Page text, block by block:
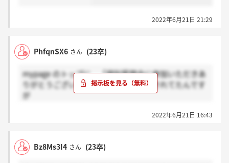
2022年6月21日 21:29
PhfqnSX6 さん (23卒)
mypage のトップに 「個別質問会に参加いただきあ
りがとうございました。…」って表示されてたんです
が
2022年6月21日 16:43
Bz8Ms3I4 さん (23卒)